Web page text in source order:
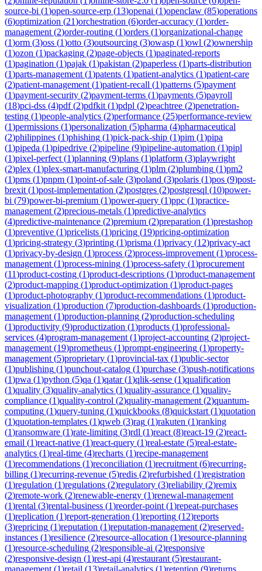
source-bi (1)open-source-erp (13)openai (1)openclaw (85)operations
(6)optimization (21)orchestration (6)order-accuracy (1)order-
management (2)order-routing (1)orders (1)organizational-change
(1)orm (3)oss (1)otto (3)outsourcing (3)owasp (1)owl (2)ownership
(1)ozon (1)packaging (2)page-objects (1)paginated-reports
(1)pagination (1)pajak (1)pakistan (2)paperless (1)parts-distribution
(1)parts-management (1)patents (1)patient-analytics (1)patient-care
(2)patient-management (1)patient-recall (1)patterns (5)payment
(1)payment-security (2)payment-terms (1)payments (5)payroll
(18)pci-dss (4)pdf(2)pdfkit (1)pdpl (2)peachtree (2)penetration-
testing (1)people-analytics (2)performance (25)performance-review
(1)permissions (1)personalization (5)pharma (4)pharmaceutical
(2)philippines (1)phishing (1)pick-pack-ship (1)pim (1)pipa
(1)pipeda (1)pipedrive (2)pipeline (9)pipeline-automation (1)pipl
(1)pixel-perfect (1)planning (9)plans (1)platform (3)playwright
(2)plex (1)plex-smart-manufacturing (1)plm (2)plumbing (1)pm2
(1)pms (1)pnpm (1)point-of-sale (3)poland (3)polaris (1)pos (9)post-
brexit (1)post-implementation (2)postgres (2)postgresql (10)power-
bi (79)power-bi-premium (1)power-query (1)ppc (1)practice-
management (2)precious-metals (1)predictive-analytics
(4)predictive-maintenance (2)premium (2)preparation (1)prestashop
(1)preventive (1)pricelists (1)pricing (19)pricing-optimization
(1)pricing-strategy (3)printing (1)prisma (1)privacy (12)privacy-act
(1)privacy-by-design (1)process (2)process-improvement (1)process-
management (1)process-mining (1)process-safety (1)procurement
(11)product-costing (1)product-descriptions (1)product-management
(2)product-mapping (1)product-optimization (1)product-pages
(1)product-photography (1)product-recommendations (1)product-
visualization (1)production (7)production-dashboards (1)production-
management (1)production-planning (2)production-scheduling
(1)productivity (9)productization (1)products (1)professional-
services (4)program-management (1)project-accounting (2)project-
management (19)prometheus (1)prompt-engineering (1)property-
management (5)proprietary (1)provincial-tax (1)public-sector
(1)publishing (1)punchout-catalog (1)purchase (3)push-notifications
(1)pwa (1)python (5)qa (1)qatar(1)qlik-sense (1)qualification
(1)quality (3)quality-analytics (1)quality-assurance (1)quality-
compliance (1)quality-control (2)quality-management (2)quantum-
computing (1)query-tuning (1)quickbooks (8)quickstart (1)quotation
(1)quotation-templates (1)qweb (3)rag (1)rakuten (1)ranking
(1)ransomware (1)rate-limiting (3)rdl (1)react (8)react-19 (2)react-
email (1)react-native (1)react-query (1)real-estate (5)real-estate-
analytics (1)real-time (4)recharts (1)recipe-management
(1)recommendations (1)reconciliation (1)recruitment (6)recurring-
billing (1)recurring-revenue (5)redis (2)refurbished (1)registration
(1)regulation (1)regulations (2)regulatory (3)reliability (2)remix
(2)remote-work (2)renewable-energy (1)renewal-management
(1)rental (3)rental-business (1)reorder-point (1)repeat-purchases
(1)replication (1)report-generation (1)reporting (12)reports
(3)repricing (1)reputation (1)reputation-management (2)reserved-
instances (1)resilience (2)resource-allocation (1)resource-planning
(1)resource-scheduling (2)responsible-ai (2)responsive
(2)responsive-design (1)rest-api (4)restaurant (5)restaurant-
management (1)retail (13)retail-analytics (1)retention (9)returns